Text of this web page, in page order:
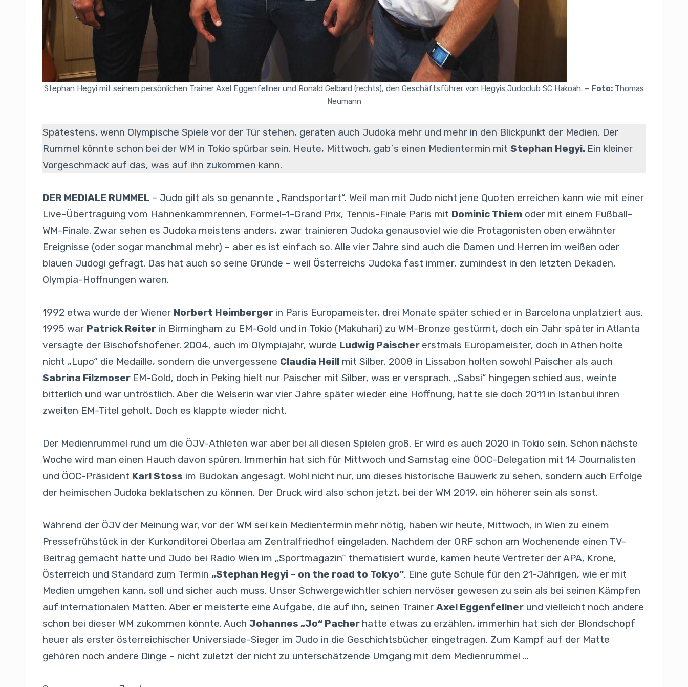
Stephan Hegyi mit seinem persönlichen Trainer Axel Eggenfellner und Ronald Gelbard (rechts), den Geschäftsführer von Hegyis Judoclub SC Hakoah. – Foto: Thomas
Neumann
Spätestens, wenn Olympische Spiele vor der Tür stehen, geraten auch Judoka mehr und mehr in den Blickpunkt der Medien. Der
Rummel könnte schon bei der WM in Tokio spürbar sein. Heute, Mittwoch, gab´s einen Medientermin mit Stephan Hegyi. Ein kleiner
Vorgeschmack auf das, was auf ihn zukommen kann.
DER MEDIALE RUMMEL – Judo gilt als so genannte „Randsportart“. Weil man mit Judo nicht jene Quoten erreichen kann wie mit einer
Live-Übertraguing vom Hahnenkammrennen, Formel-1-Grand Prix, Tennis-Finale Paris mit Dominic Thiem oder mit einem Fußball-
WM-Finale. Zwar sehen es Judoka meistens anders, zwar trainieren Judoka genausoviel wie die Protagonisten oben erwähnter
Ereignisse (oder sogar manchmal mehr) – aber es ist einfach so. Alle vier Jahre sind auch die Damen und Herren im weißen oder
blauen Judogi gefragt. Das hat auch so seine Gründe – weil Österreichs Judoka fast immer, zumindest in den letzten Dekaden,
Olympia-Hoffnungen waren.
1992 etwa wurde der Wiener Norbert Heimberger in Paris Europameister, drei Monate später schied er in Barcelona unplatziert aus.
1995 war Patrick Reiter in Birmingham zu EM-Gold und in Tokio (Makuhari) zu WM-Bronze gestürmt, doch ein Jahr später in Atlanta
versagte der Bischofshofener. 2004, auch im Olympiajahr, wurde Ludwig Paischer erstmals Europameister, doch in Athen holte
nicht „Lupo“ die Medaille, sondern die unvergessene Claudia Heill mit Silber. 2008 in Lissabon holten sowohl Paischer als auch
Sabrina Filzmoser EM-Gold, doch in Peking hielt nur Paischer mit Silber, was er versprach. „Sabsi“ hingegen schied aus, weinte
bitterlich und war untröstlich. Aber die Welserin war vier Jahre später wieder eine Hoffnung, hatte sie doch 2011 in Istanbul ihren
zweiten EM-Titel geholt. Doch es klappte wieder nicht.
Der Medienrummel rund um die ÖJV-Athleten war aber bei all diesen Spielen groß. Er wird es auch 2020 in Tokio sein. Schon nächste
Woche wird man einen Hauch davon spüren. Immerhin hat sich für Mittwoch und Samstag eine ÖOC-Delegation mit 14 Journalisten
und ÖOC-Präsident Karl Stoss im Budokan angesagt. Wohl nicht nur, um dieses historische Bauwerk zu sehen, sondern auch Erfolge
der heimischen Judoka beklatschen zu können. Der Druck wird also schon jetzt, bei der WM 2019, ein höherer sein als sonst.
Während der ÖJV der Meinung war, vor der WM sei kein Medientermin mehr nötig, haben wir heute, Mittwoch, in Wien zu einem
Pressefrühstück in der Kurkonditorei Oberlaa am Zentralfriedhof eingeladen. Nachdem der ORF schon am Wochenende einen TV-
Beitrag gemacht hatte und Judo bei Radio Wien im „Sportmagazin“ thematisiert wurde, kamen heute Vertreter der APA, Krone,
Österreich und Standard zum Termin „Stephan Hegyi – on the road to Tokyo“. Eine gute Schule für den 21-Jährigen, wie er mit
Medien umgehen kann, soll und sicher auch muss. Unser Schwergewichtler schien nervöser gewesen zu sein als bei seinen Kämpfen
auf internationalen Matten. Aber er meisterte eine Aufgabe, die auf ihn, seinen Trainer Axel Eggenfellner und vielleicht noch andere
schon bei dieser WM zukommen könnte. Auch Johannes „Jo“ Pacher hatte etwas zu erzählen, immerhin hat sich der Blondschopf
heuer als erster österreichischer Universiade-Sieger im Judo in die Geschichtsbücher eingetragen. Zum Kampf auf der Matte
gehören noch andere Dinge – nicht zuletzt der nicht zu unterschätzende Umgang mit dem Medienrummel …